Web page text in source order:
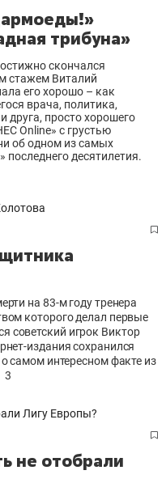
трибуна»
скончался
стажем Виталий
его хорошо – как
врача, политика,
друга, просто хорошего
Online» с грустью
об одном из самых
десятилетия.
на 83-м году тренера
которого делал первые
советский игрок Виктор
издания сохранился
самом интересном факте из
3
не отобрали